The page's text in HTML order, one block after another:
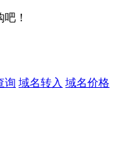
！
询 域名转入 域名价格